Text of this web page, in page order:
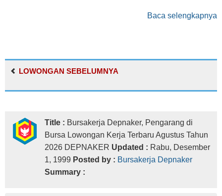
Baca selengkapnya
LOWONGAN SEBELUMNYA
Title : Bursakerja Depnaker, Pengarang di
Bursa Lowongan Kerja Terbaru Agustus Tahun
2026 DEPNAKER Updated : Rabu, Desember
1, 1999 Posted by : Bursakerja Depnaker
Summary :